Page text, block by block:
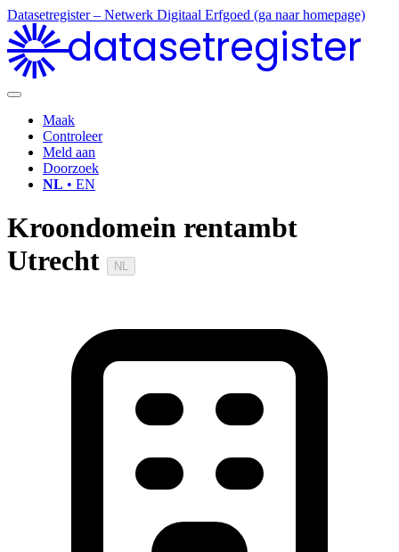
Datasetregister – Netwerk Digitaal Erfgoed (ga naar homepage)
datasetregister
Maak
Controleer
Meld aan
Doorzoek
NL • EN
Kroondomein rentambt
Utrecht
NL